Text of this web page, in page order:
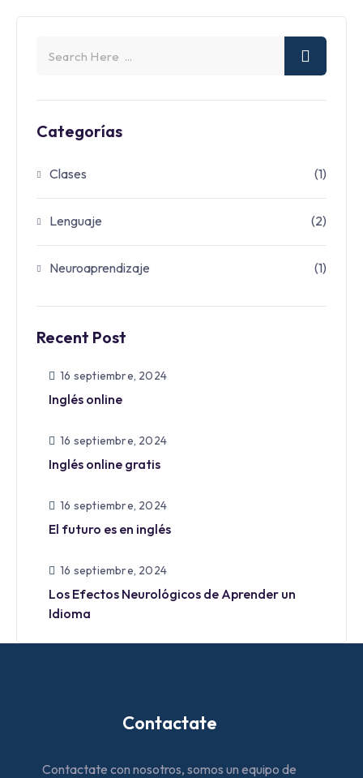
Categorías
Clases (1)
Lenguaje (2)
Neuroaprendizaje (1)
Recent Post
16 septiembre, 2024
Inglés online
16 septiembre, 2024
Inglés online gratis
16 septiembre, 2024
El futuro es en inglés
16 septiembre, 2024
Los Efectos Neurológicos de Aprender un
Idioma
Contactate
Contactate con nosotros, somos un equipo de